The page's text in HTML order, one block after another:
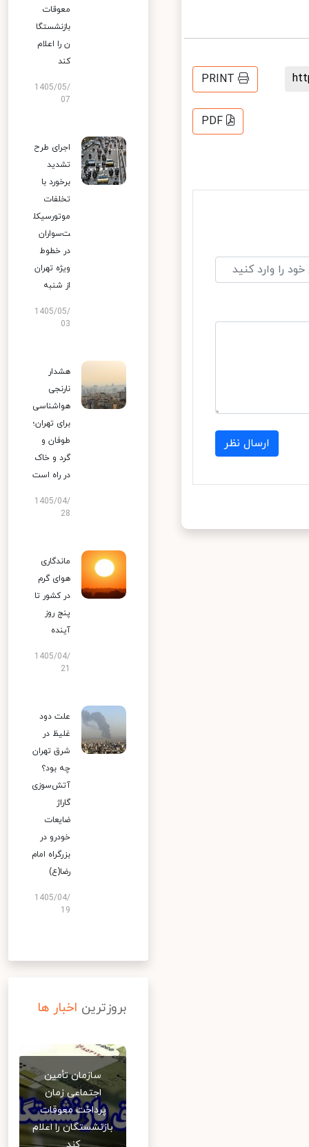
PRINT
PDF
ارسال نظر
معوقات
بازنشستگا
ن را اعلام
کند
1405/05/
07
اجرای طرح
تشدید
برخورد با
تخلفات
موتورسیکل
ت‌سواران
در خطوط
ویژه تهران
از شنبه
1405/05/
03
هشدار
نارنجی
هواشناسی
برای تهران؛
طوفان و
گرد و خاک
در راه است
1405/04/
28
ماندگاری
هوای گرم
در کشور تا
پنج روز
آینده
1405/04/
علت دود
غلیظ در
شرق تهران
چه بود؟
آتش‌سوزی
گاراژ
ضایعات
خودرو در
بزرگراه امام
رضا(ع)
1405/04/
19
بروزترین اخبار ها
سازمان تأمین
اجتماعی زمان
پرداخت معوقات
بازنشستگان را اعلام